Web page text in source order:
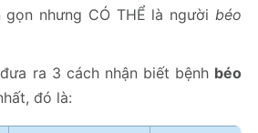
nhưng CÓ THỂ là người béo
ra 3 cách nhận biết bệnh béo
đó là: